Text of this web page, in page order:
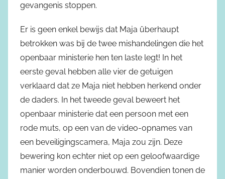
gevangenis stoppen.
Er is geen enkel bewijs dat Maja überhaupt
betrokken was bij de twee mishandelingen die het
openbaar ministerie hen ten laste legt! In het
eerste geval hebben alle vier de getuigen
verklaard dat ze Maja niet hebben herkend onder
de daders. In het tweede geval beweert het
openbaar ministerie dat een persoon met een
rode muts, op een van de video-opnames van
een beveiligingscamera, Maja zou zijn. Deze
bewering kon echter niet op een geloofwaardige
manier worden onderbouwd. Bovendien tonen de